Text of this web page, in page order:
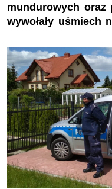
mundurowych oraz
wywołały uśmiech